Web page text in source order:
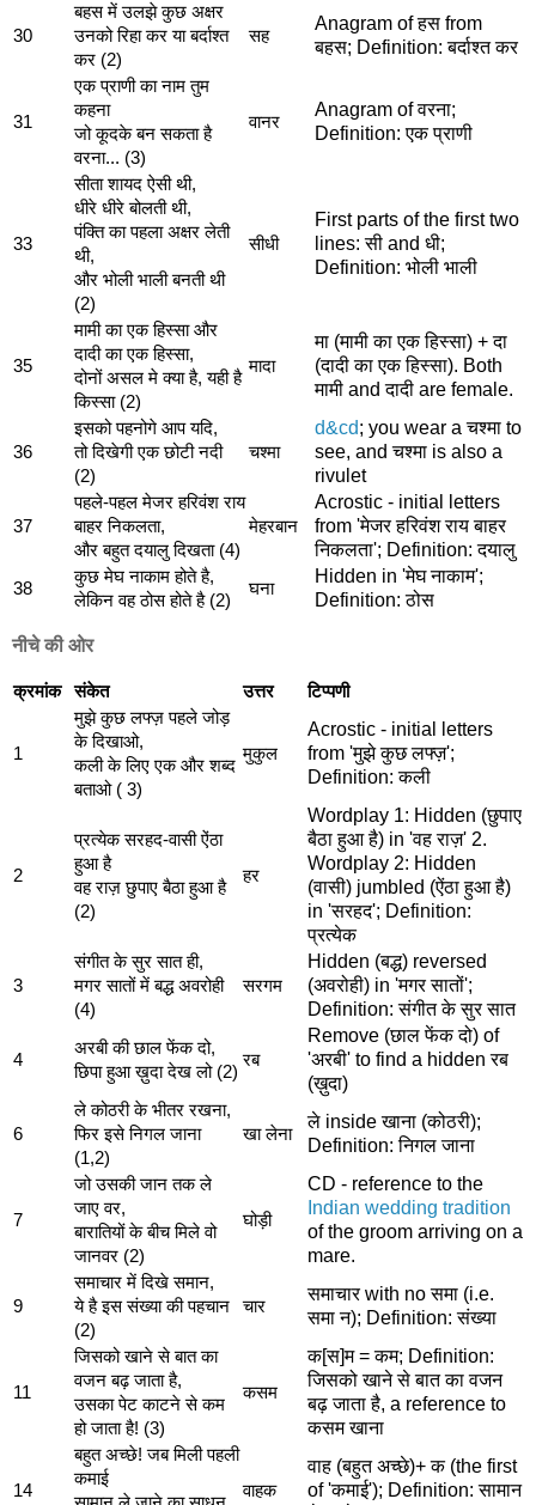
30
बहस में उलझे कुछ अक्षर
उनको रिहा कर या बर्दाश्त
कर (2)
सह
Anagram of हस from
बहस; Definition: बर्दाश्त कर
31
एक प्राणी का नाम तुम
कहना
जो कूदके बन सकता है
वरना... (3)
वानर
Anagram of वरना;
Definition: एक प्राणी
33
सीता शायद ऐसी थी,
धीरे धीरे बोलती थी,
पंक्ति का पहला अक्षर लेती
थी,
और भोली भाली बनती थी
(2)
सीधी
First parts of the first two
lines: सी and धी;
Definition: भोली भाली
35
मामी का एक हिस्सा और
दादी का एक हिस्सा,
दोनों असल मे क्या है, यही है
किस्सा (2)
मादा
मा (मामी का एक हिस्सा) + दा
(दादी का एक हिस्सा). Both
मामी and दादी are female.
36
इसको पहनोगे आप यदि,
तो दिखेगी एक छोटी नदी
(2)
चश्मा
d&cd; you wear a चश्मा to
see, and चश्मा is also a
rivulet
37
पहले-पहल मेजर हरिवंश राय
बाहर निकलता,
और बहुत दयालु दिखता (4)
मेहरबान
Acrostic - initial letters
from 'मेजर हरिवंश राय बाहर
निकलता'; Definition: दयालु
38
कुछ मेघ नाकाम होते है,
लेकिन वह ठोस होते है (2)
घना
Hidden in 'मेघ नाकाम';
Definition: ठोस
नीचे की ओर
क्रमांक संकेत उत्तर टिप्पणी
1
मुझे कुछ लफ्ज़ पहले जोड़
के दिखाओ,
कली के लिए एक और शब्द
बताओ ( 3)
मुकुल
Acrostic - initial letters
from 'मुझे कुछ लफ्ज़';
Definition: कली
2
प्रत्येक सरहद-वासी ऐंठा
हुआ है
वह राज़ छुपाए बैठा हुआ है
(2)
हर
Wordplay 1: Hidden (छुपाए
बैठा हुआ है) in 'वह राज़' 2.
Wordplay 2: Hidden
(वासी) jumbled (ऐंठा हुआ है)
in 'सरहद'; Definition:
प्रत्येक
3
संगीत के सुर सात ही,
मगर सातों में बद्ध अवरोही
(4)
सरगम
Hidden (बद्ध) reversed
(अवरोही) in 'मगर सातों';
Definition: संगीत के सुर सात
4
अरबी की छाल फेंक दो,
छिपा हुआ ख़ुदा देख लो (2)
रब
Remove (छाल फेंक दो) of
'अरबी' to find a hidden रब
(ख़ुदा)
6
ले कोठरी के भीतर रखना,
फिर इसे निगल जाना
(1,2)
खा लेना
ले inside खाना (कोठरी);
Definition: निगल जाना
7
जो उसकी जान तक ले
जाए वर,
बारातियों के बीच मिले वो
जानवर (2)
घोड़ी
CD - reference to the
Indian wedding tradition
of the groom arriving on a
mare.
9
समाचार में दिखे समान,
ये है इस संख्या की पहचान
(2)
चार
समाचार with no समा (i.e.
समा न); Definition: संख्या
11
जिसको खाने से बात का
वजन बढ़ जाता है,
उसका पेट काटने से कम
हो जाता है! (3)
कसम
क[स]म = कम; Definition:
जिसको खाने से बात का वजन
बढ़ जाता है, a reference to
कसम खाना
14
बहुत अच्छे! जब मिली पहली
कमाई
वाहक
वाह (बहुत अच्छे)+ क (the first
of 'कमाई'); Definition: सामान